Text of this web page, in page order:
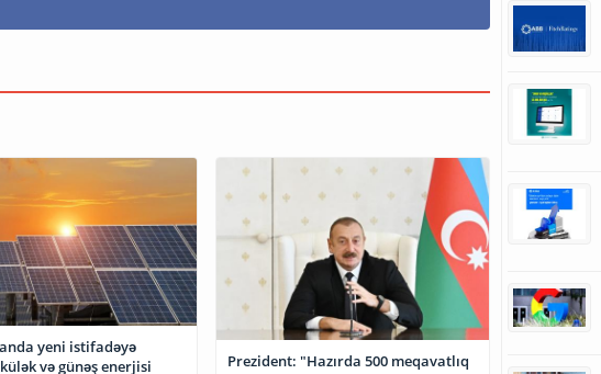
yeni istifadəyə
və günəş enerjisi
Prezident: "Hazırda 500 meqavatlıq